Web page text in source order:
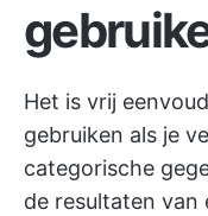
Het is vrij
gebruiken als je
categorische
de resultaten van